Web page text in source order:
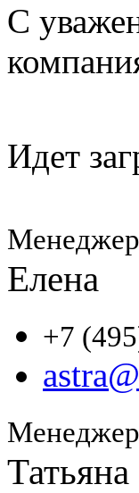
С
Идет
Менеджер
Елена
+7
Менеджер
Татьяна